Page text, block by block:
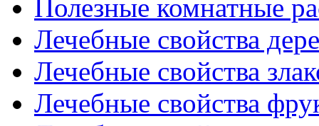
Полезные комнатные
Лечебные свойства
Лечебные свойства
Лечебные свойства